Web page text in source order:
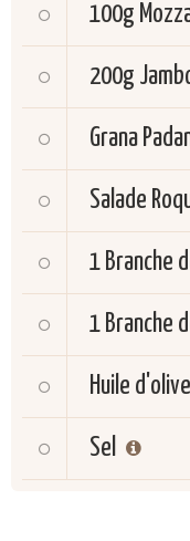
100g
200g
Grana
Salade
1 Branche
1 Branche
Huile d'olive
Sel